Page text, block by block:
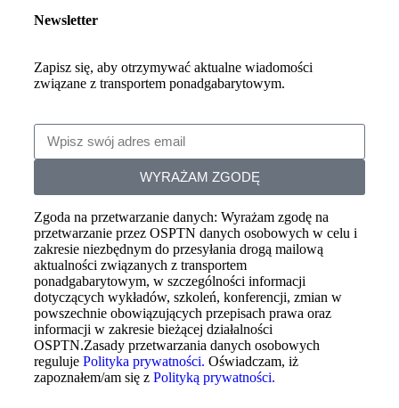
Newsletter
Zapisz się, aby otrzymywać aktualne wiadomości
związane z transportem ponadgabarytowym.
WYRAŻAM ZGODĘ
Zgoda na przetwarzanie danych: Wyrażam zgodę na
przetwarzanie przez OSPTN danych osobowych w celu i
zakresie niezbędnym do przesyłania drogą mailową
aktualności związanych z transportem
ponadgabarytowym, w szczególności informacji
dotyczących wykładów, szkoleń, konferencji, zmian w
powszechnie obowiązujących przepisach prawa oraz
informacji w zakresie bieżącej działalności
OSPTN.Zasady przetwarzania danych osobowych
reguluje Polityka prywatności. Oświadczam, iż
zapoznałem/am się z Polityką prywatności.